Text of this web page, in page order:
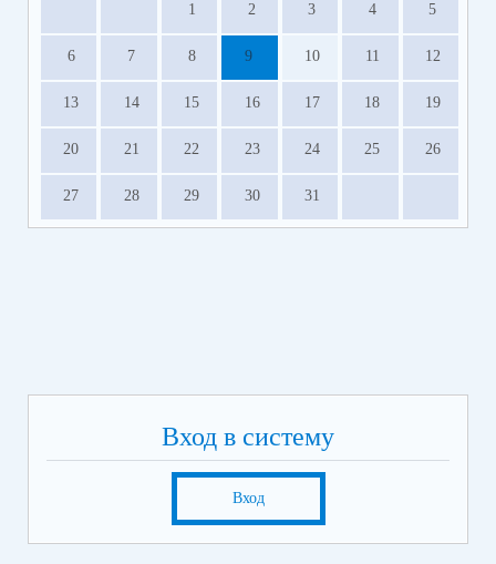
1 2 3 4 5
6 7 8 9 10 11 12
13 14 15 16 17 18 19
20 21 22 23 24 25 26
27 28 29 30 31
Вход в систему
Вход